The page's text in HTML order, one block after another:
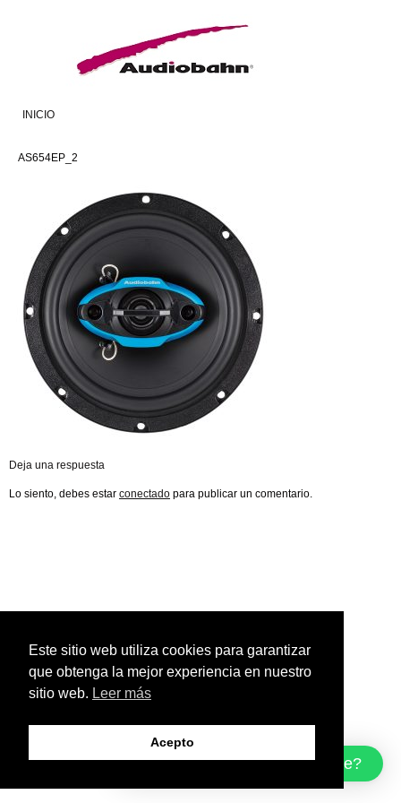
INICIO
AS654EP_2
Deja una respuesta
Lo siento, debes estar conectado para publicar un comentario.
¿Cómo podemos ayudarte?
Este sitio web utiliza cookies para garantizar
que obtenga la mejor experiencia en nuestro
sitio web. Leer más
Acepto